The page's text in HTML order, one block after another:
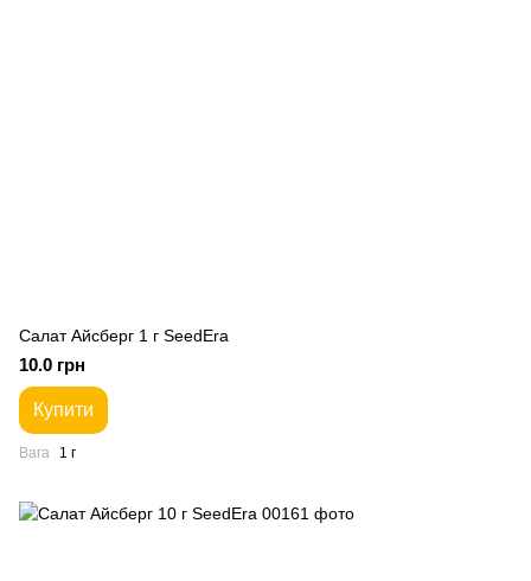
Салат Айсберг 1 г SeedEra
10.0 грн
Купити
Вага 1 г